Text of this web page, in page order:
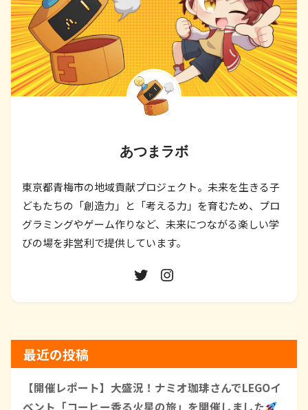
あつまラボ
東京都青梅市の地域貢献プロジェクト。未来を生きる子
どもたちの「創造力」と「考える力」を育むため、プロ
グラミングやゲーム作りなど、未来につながる楽しい学
びの場を非営利で提供しています。
最近の投稿
【開催レポート】大盛況！ナミオ珈琲さんでLEGOイ
ベント「コーヒー香る火星の旅」を開催しました